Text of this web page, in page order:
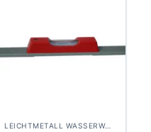
LEICHTMETALL WASSERWAAGE